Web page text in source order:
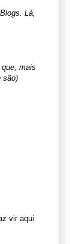
Lá,
mais
são)
vir aqui